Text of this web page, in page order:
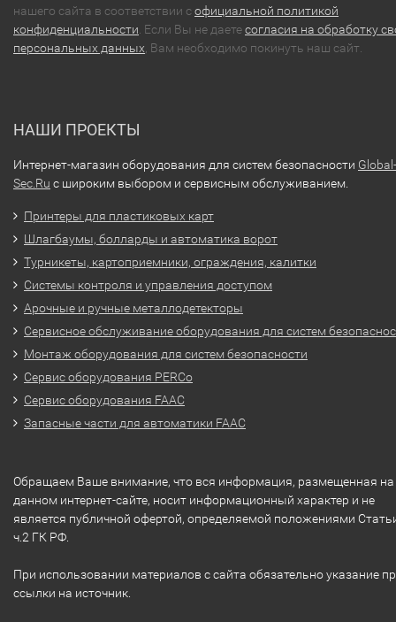
нашего сайта в соответствии софициальной политикой
конфиденциальности . Если Вы не даетесогласия на обработку
персональных данных , Вам необходимо покинуть наш сайт.
НАШИ ПРОЕКТЫ
Интернет-магазин оборудования для систем безопасности Global-
Sec.Ru с широким выбором и сервисным обслуживанием.
Принтеры для пластиковых карт
Шлагбаумы, болларды и автоматика ворот
Турникеты, картоприемники, ограждения, калитки
Системы контроля и управления доступом
Арочные и ручные металлодетекторы
Сервисное обслуживание оборудования для систем
Монтаж оборудования для систем безопасности
Сервис оборудования PERCo
Сервис оборудования FAAC
Запасные части для автоматики FAAC
Обращаем Ваше внимание, что вся информация, размещенная на
данном интернет-сайте, носит информационный характер и не
является публичной офертой, определяемой положениями
ч.2 ГК РФ.
При использовании материалов с сайта обязательно указание
ссылки на источник.